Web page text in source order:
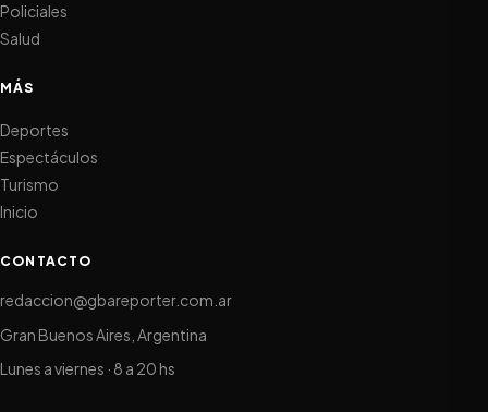
Policiales
Salud
MÁS
Deportes
Espectáculos
Turismo
Inicio
CONTACTO
redaccion@gbareporter.com.ar
Gran Buenos Aires, Argentina
Lunes a viernes · 8 a 20 hs